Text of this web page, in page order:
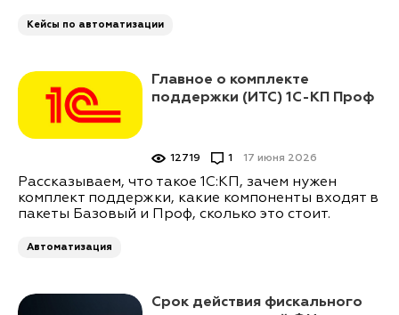
Кейсы по автоматизации
Главное о комплекте
поддержки (ИТС) 1С-КП Проф
17 июня 2026
12719 1
Рассказываем, что такое 1С:КП, зачем нужен
комплект поддержки, какие компоненты входят в
пакеты Базовый и Проф, сколько это стоит.
Автоматизация
Срок действия фискального